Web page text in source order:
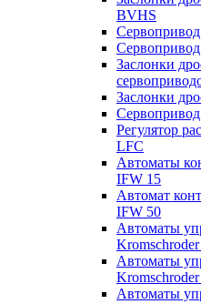
BVHS
Заслонки
Заслонки
Регулятор
LFC
Автоматы
IFW 15
Автомат
IFW 50
Автоматы
Автоматы
Автоматы